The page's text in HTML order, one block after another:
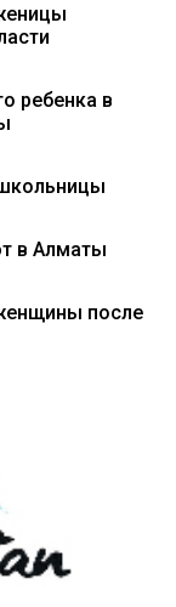
ребенка в
в Алматы
после